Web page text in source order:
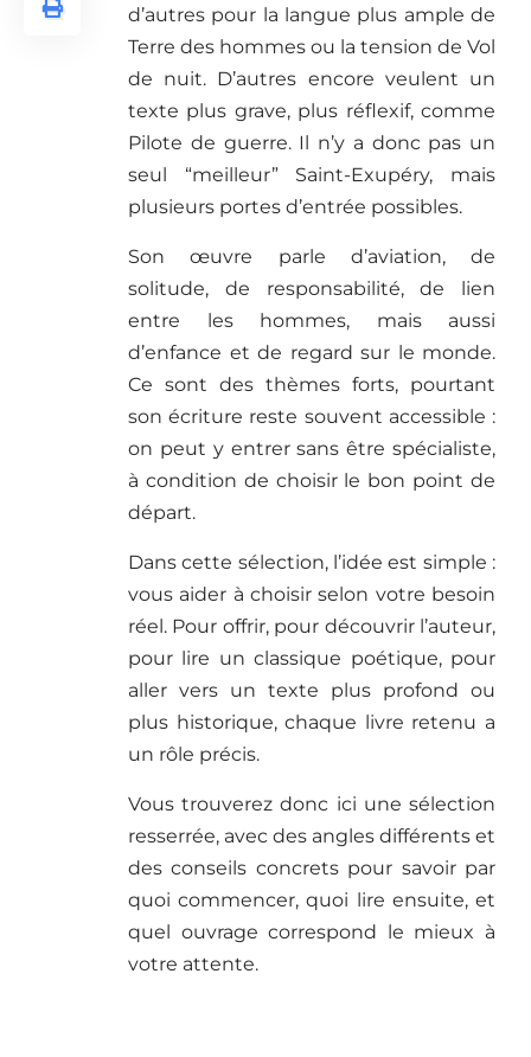
d’autres pour la langue plus ample de
Terre des hommes ou la tension de Vol
de nuit. D’autres encore veulent un
texte plus grave, plus réflexif, comme
Pilote de guerre. Il n’y a donc pas un
seul “meilleur” Saint-Exupéry, mais
plusieurs portes d’entrée possibles.
Son œuvre parle d’aviation, de
solitude, de responsabilité, de lien
entre les hommes, mais aussi
d’enfance et de regard sur le monde.
Ce sont des thèmes forts, pourtant
son écriture reste souvent accessible :
on peut y entrer sans être spécialiste,
à condition de choisir le bon point de
départ.
Dans cette sélection, l’idée est simple :
vous aider à choisir selon votre besoin
réel. Pour offrir, pour découvrir l’auteur,
pour lire un classique poétique, pour
aller vers un texte plus profond ou
plus historique, chaque livre retenu a
un rôle précis.
Vous trouverez donc ici une sélection
resserrée, avec des angles différents et
des conseils concrets pour savoir par
quoi commencer, quoi lire ensuite, et
quel ouvrage correspond le mieux à
votre attente.